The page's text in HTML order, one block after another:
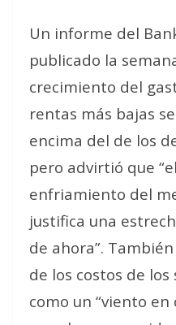
Un informe del
publicado la
crecimiento del
rentas más bajas
encima del de los
pero advirtió que
enfriamiento del
justifica una
de ahora”.
de los costos de
como un “viento